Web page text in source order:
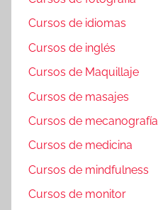
Cursos de idiomas
Cursos de inglés
Cursos de Maquillaje
Cursos de masajes
Cursos de mecanografía
Cursos de medicina
Cursos de mindfulness
Cursos de monitor